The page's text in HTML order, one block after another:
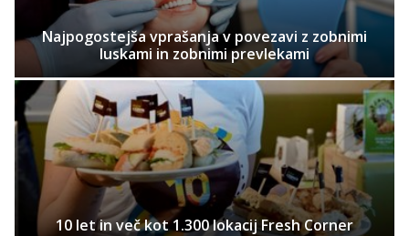
Najpogostejša vprašanja v povezavi z zobnimi
luskami in zobnimi prevlekami
10 let in več kot 1.300 lokacij Fresh Corner